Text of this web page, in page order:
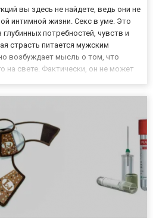
вы здесь не найдете, ведь они не
интимной жизни. Секс в уме. Это
глубинных потребностей, чувств и
страсть питается мужским
возбуждает мысль о том, что
на свете. Фактически, он не может